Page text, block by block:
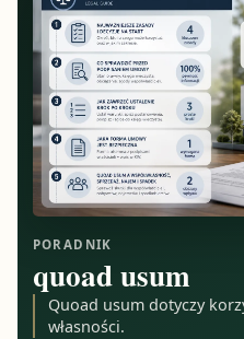
PORADNIK
quoad usum
Quoad usum dotyczy
własności.